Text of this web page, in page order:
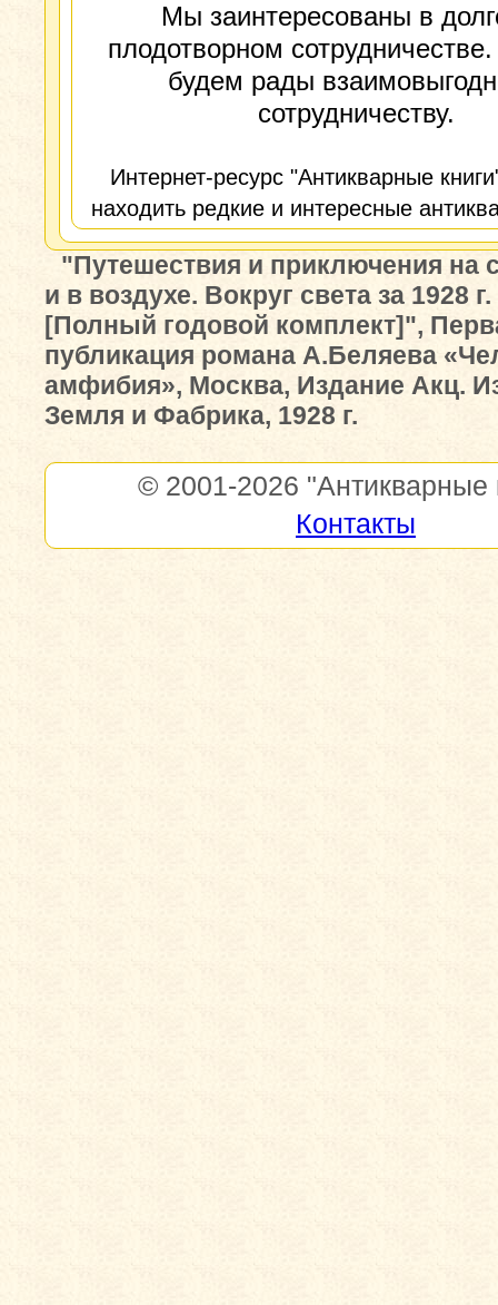
Мы заинтересованы в
плодотворном
будем рады
сотрудничеству.
Интернет-ресурс "Антикварные
находить редкие и интересные
"Путешествия и приключения на
и в воздухе. Вокруг света за 1928
[Полный годовой комплект]",
публикация романа А.Беляева
амфибия», Москва, Издание Акц.
Земля и Фабрика, 1928 г.
© 2001-2026 "Антикварные
Контакты